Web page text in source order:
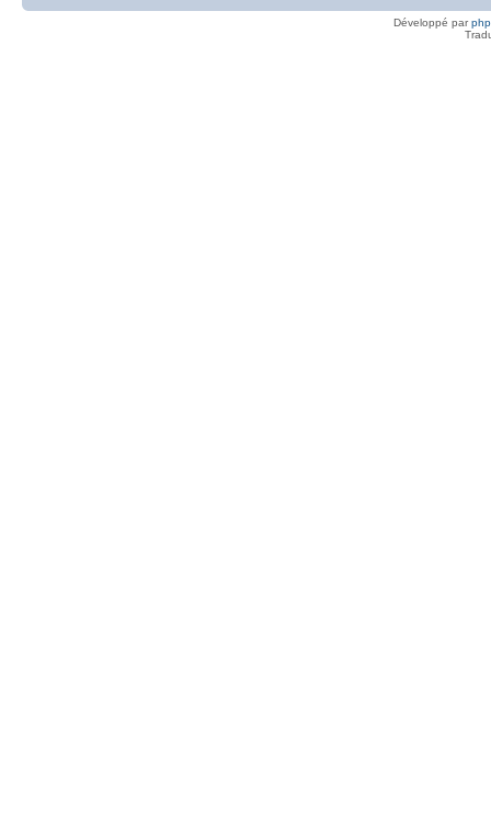
Développé par